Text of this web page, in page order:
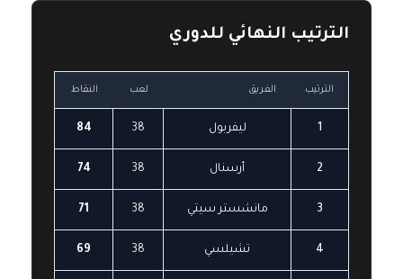
الترتيب النهائي للدوري
الترتيب الفريق لعب النقاط
1 ليفربول 38
84
2 أرسنال 38
74
3 مانشستر سيتي 38
71
4 تشيلسي 38
69